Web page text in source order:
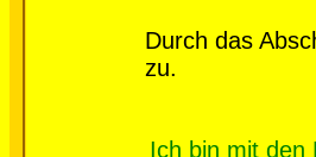
Durch das
zu.
Ich bin mit den